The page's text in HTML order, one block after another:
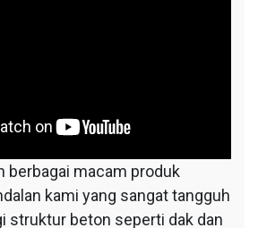
berbagai macam produk
kami yang sangat tangguh
struktur beton seperti dak dan